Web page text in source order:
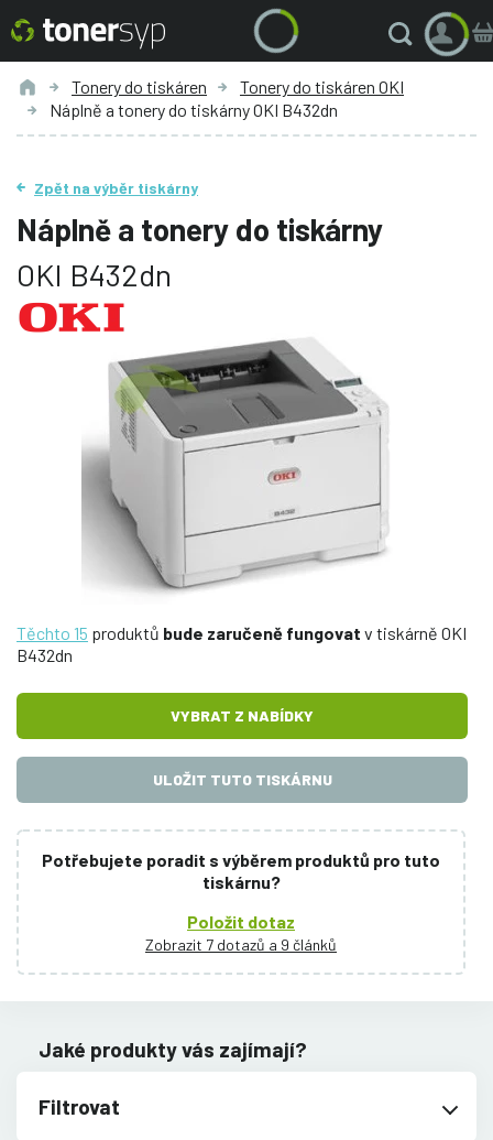
Tonery do tiskáren
Tonery do tiskáren OKI
Náplně a tonery do tiskárny OKI B432dn
Zpět na výběr tiskárny
Náplně a tonery do tiskárny
OKI B432dn
Těchto 15 produktů bude zaručeně fungovat v tiskárně OKI
B432dn
VYBRAT Z NABÍDKY
ULOŽIT TUTO TISKÁRNU
Potřebujete poradit s výběrem produktů pro tuto
tiskárnu?
Položit dotaz
Zobrazit 7 dotazů a 9 článků
Jaké produkty vás zajímají?
Filtrovat